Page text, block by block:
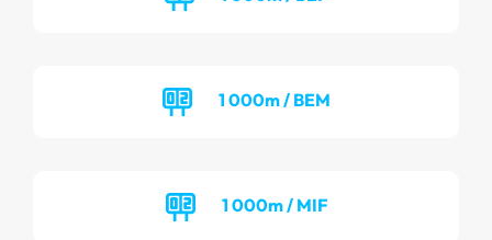
1 000m / BEM
1 000m / MIF